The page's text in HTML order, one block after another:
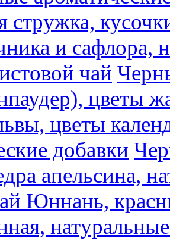
стружка,
и сафлора,
чай
цветы
цветы
добавки
апельсина,
Юннань,